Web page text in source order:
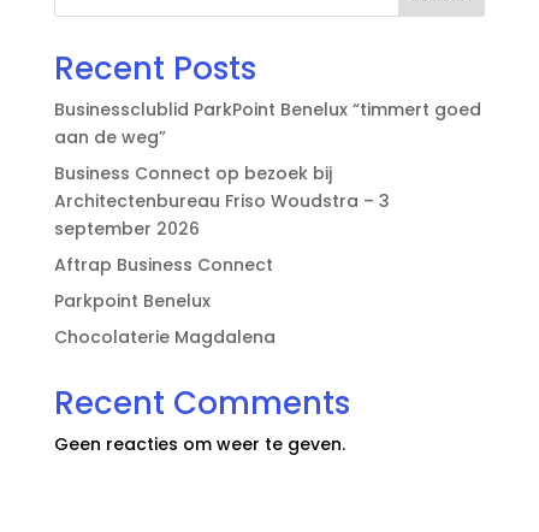
Recent Posts
Businessclublid ParkPoint Benelux “timmert goed
aan de weg”
Business Connect op bezoek bij
Architectenbureau Friso Woudstra – 3
september 2026
Aftrap Business Connect
Parkpoint Benelux
Chocolaterie Magdalena
Recent Comments
Geen reacties om weer te geven.